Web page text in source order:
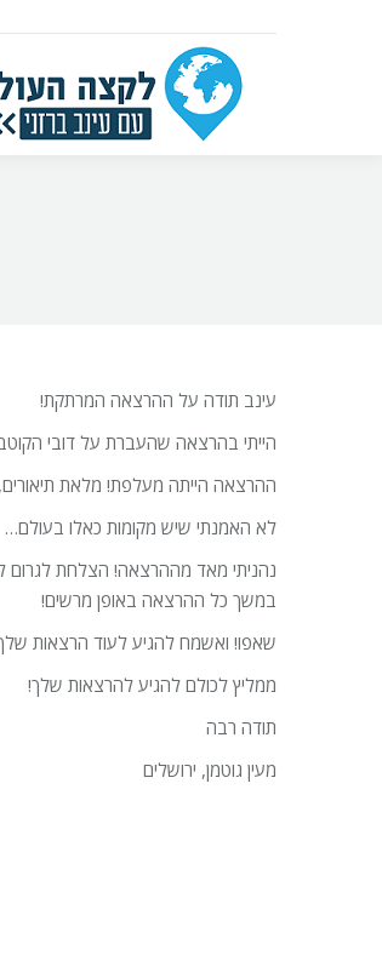
עינב תודה על ההרצאה המרתקת!
הייתי בהרצאה שהעברת על דובי
ההרצאה הייתה מעלפת! מלאת תיאורים,
לא האמנתי שיש מקומות כאלו בעולם…
נהניתי מאד מההרצאה! הצלחת לגרום
במשך כל ההרצאה באופן מרשים!
שאפו! ואשמח להגיע לעוד הרצאות
ממליץ לכולם להגיע להרצאות שלך!
תודה רבה
מעין גוטמן, ירושלים